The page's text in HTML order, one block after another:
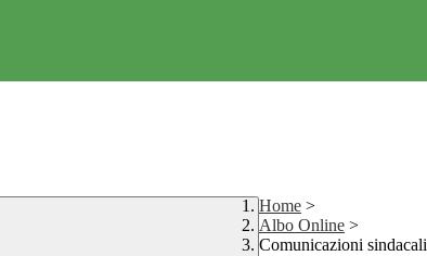
Home >
Albo Online >
Comunicazioni sindacali